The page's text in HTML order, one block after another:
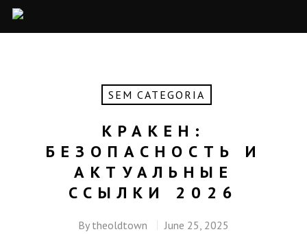
SEM CATEGORIA
КРАКЕН:
БЕЗОПАСНОСТЬ И
АКТУАЛЬНЫЕ
ССЫЛКИ 2026
By theoldtown
June 25, 2025